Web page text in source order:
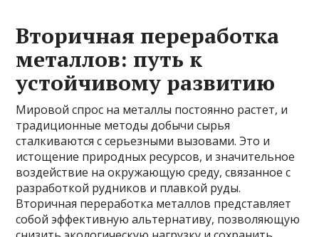
Вторичная переработка
металлов: путь к
устойчивому развитию
Мировой спрос на металлы постоянно растет, и
традиционные методы добычи сырья
сталкиваются с серьезными вызовами. Это и
истощение природных ресурсов, и значительное
воздействие на окружающую среду, связанное с
разработкой рудников и плавкой руды.
Вторичная переработка металлов представляет
собой эффективную альтернативу, позволяющую